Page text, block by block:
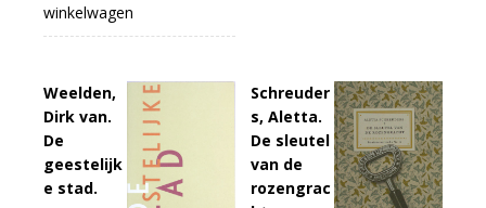
winkelwagen
Weelden,
Dirk van.
De
geestelijk
e stad.
Schreuder
s, Aletta.
De sleutel
van de
rozengrac